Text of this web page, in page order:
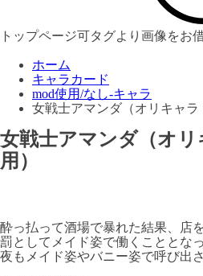
トップページ可タグより画像をお
ホーム
キャラカード
mod使用/なし-キャラ
女戦士アマンダ（オリキャラ
女戦士アマンダ（オリ
用）
酔っ払って酒場で暴れた結果、店
罰としてメイド姿で働くこととな
夜もメイド姿やバニー姿で呼び出